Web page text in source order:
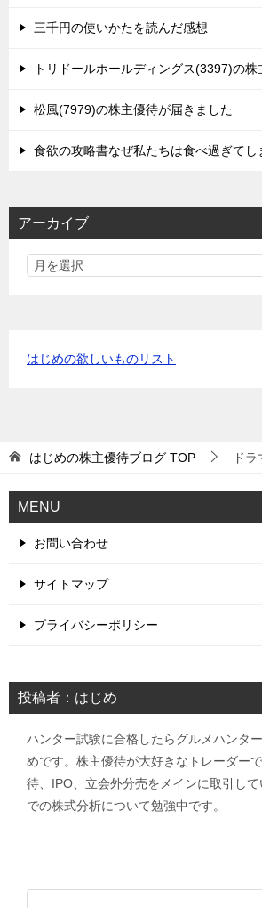
三千円の使いかたを読んだ感想
トリドールホールディングス(3397)の
松風(7979)の株主優待が届きました
食欲の攻略書なぜ私たちは食べ過ぎてし
アーカイブ
はじめの欲しいものリスト
はじめの株主優待ブログ TOP ドラ
MENU
お問い合わせ
サイトマップ
プライバシーポリシー
投稿者：はじめ
ハンター試験に合格したらグルメハンタ
めです。株主優待が大好きなトレーダー
待、IPO、立会外分売をメインに取引し
での株式分析について勉強中です。